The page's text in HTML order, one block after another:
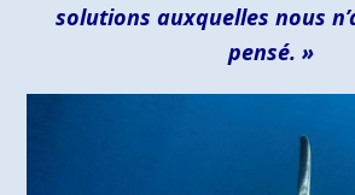
solutions auxquelles nous
pensé. »